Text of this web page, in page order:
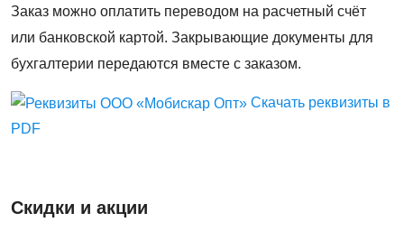
Заказ можно оплатить переводом на расчетный счёт
или банковской картой. Закрывающие документы для
бухгалтерии передаются вместе с заказом.
Скачать реквизиты в
PDF
Скидки и акции